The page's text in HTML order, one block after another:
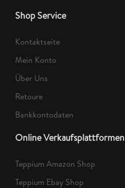
Shop Service
Kontaktseite
Mein Konto
Über Uns
Retoure
Bankkontodaten
Online Verkaufsplattformen
Teppium Amazon Shop
Teppium Ebay Shop